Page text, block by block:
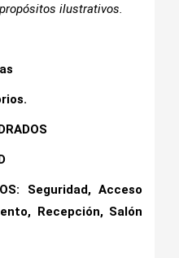
ilustrativos.
Seguridad, Acceso
Recepción, Salón